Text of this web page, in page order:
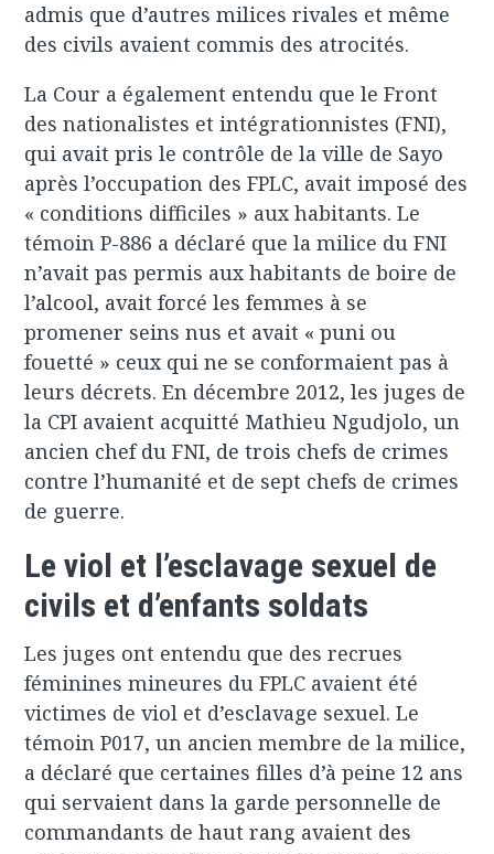
admis que d’autres milices rivales et même
des civils avaient commis des atrocités.
La Cour a également entendu que le Front
des nationalistes et intégrationnistes (FNI),
qui avait pris le contrôle de la ville de Sayo
après l’occupation des FPLC, avait imposé des
« conditions difficiles » aux habitants. Le
témoin P-886 a déclaré que la milice du FNI
n’avait pas permis aux habitants de boire de
l’alcool, avait forcé les femmes à se
promener seins nus et avait « puni ou
fouetté » ceux qui ne se conformaient pas à
leurs décrets. En décembre 2012, les juges de
la CPI avaient acquitté Mathieu Ngudjolo, un
ancien chef du FNI, de trois chefs de crimes
contre l’humanité et de sept chefs de crimes
de guerre.
Le viol et l’esclavage sexuel de
civils et d’enfants soldats
Les juges ont entendu que des recrues
féminines mineures du FPLC avaient été
victimes de viol et d’esclavage sexuel. Le
témoin P017, un ancien membre de la milice,
a déclaré que certaines filles d’à peine 12 ans
qui servaient dans la garde personnelle de
commandants de haut rang avaient des